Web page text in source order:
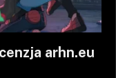
arhn.eu